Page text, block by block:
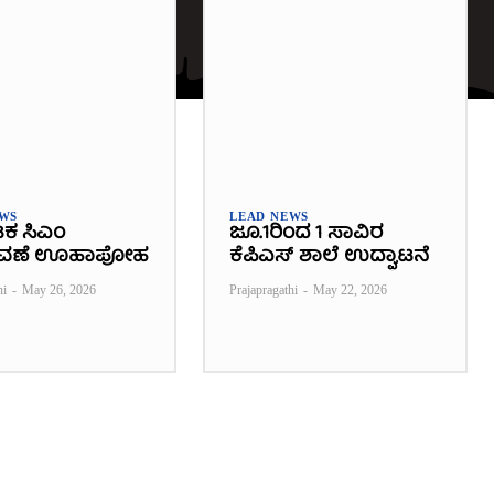
ಸಿಎಂ
ಊಹಾಪೋಹ
- May 26, 2026
LEAD NEWS
ಜೂ.1ರಿಂದ 1 ಸಾವಿರ
ಕೆಪಿಎಸ್ ಶಾಲೆ ಉದ್ಘಾಟನೆ
Prajapragathi - May 22, 2026